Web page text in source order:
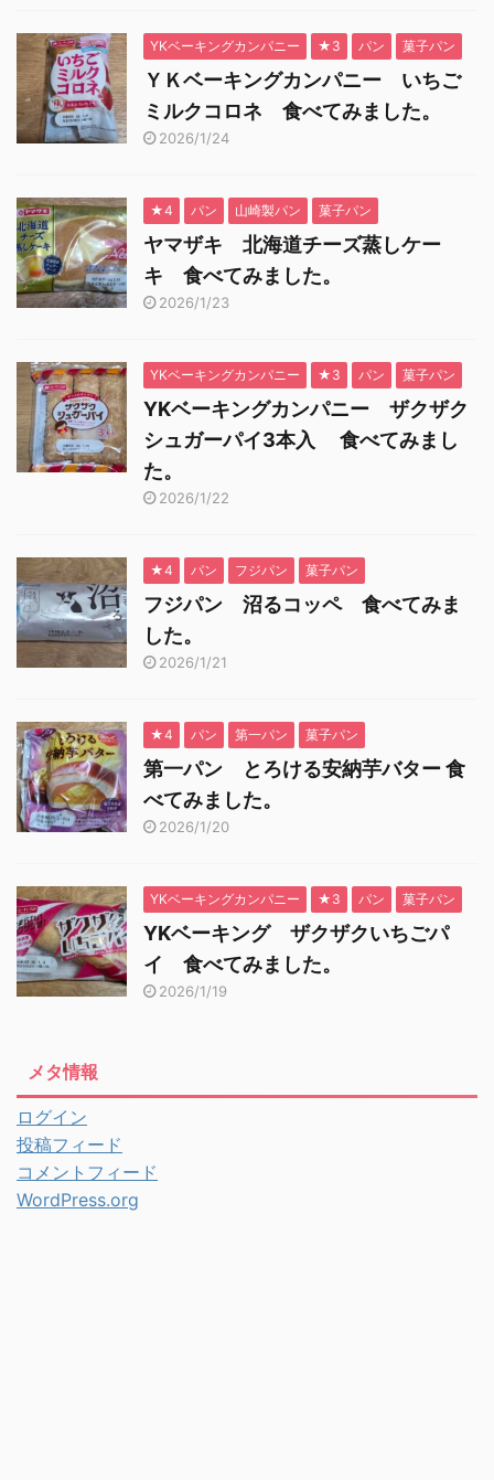
YKベーキングカンパニー ★3 パン 菓子パン
ＹＫベーキングカンパニー いちご
ミルクコロネ 食べてみました。
2026/1/24
★4 パン 山崎製パン 菓子パン
ヤマザキ 北海道チーズ蒸しケー
キ 食べてみました。
2026/1/23
YKベーキングカンパニー ★3 パン 菓子パン
YKベーキングカンパニー ザクザク
シュガーパイ3本入 食べてみまし
た。
2026/1/22
★4 パン フジパン 菓子パン
フジパン 沼るコッペ 食べてみま
した。
2026/1/21
★4 パン 第一パン 菓子パン
第一パン とろける安納芋バター 食
べてみました。
2026/1/20
YKベーキングカンパニー ★3 パン 菓子パン
YKベーキング ザクザクいちごパ
イ 食べてみました。
2026/1/19
メタ情報
ログイン
投稿フィード
コメントフィード
WordPress.org